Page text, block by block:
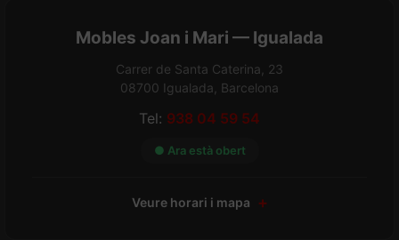
Mobles Joan i Mari — Igualada
Carrer de Santa Caterina, 23
08700 Igualada, Barcelona
Tel: 938 04 59 54
● Ara està obert
Veure horari i mapa